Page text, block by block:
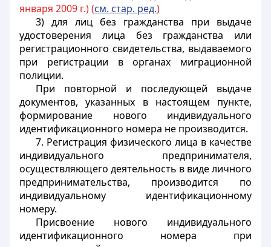
января 2009 г.) (см. стар. ред.)
3) для лиц без гражданства при выдаче
удостоверения лица без гражданства или
регистрационного свидетельства, выдаваемого
при регистрации в органах миграционной
полиции.
При повторной и последующей выдаче
документов, указанных в настоящем пункте,
формирование нового индивидуального
идентификационного номера не производится.
7. Регистрация физического лица в качестве
индивидуального предпринимателя,
осуществляющего деятельность в виде личного
предпринимательства, производится по
индивидуальному идентификационному
номеру.
Присвоение нового индивидуального
идентификационного номера при